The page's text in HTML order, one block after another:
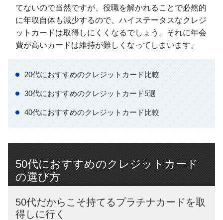
てないので当然ですが、役職を解かれることで必然的
に年収自体も減少するので、ハイステータスなクレジ
ットカードは取得しにくくなるでしょう。それに年会
費が高いカードは維持が難しくなってしまいます。
20代におすすめのクレジットカード比較
30代におすすめのクレジットカード5選
40代におすすめのクレジットカード比較
50代におすすめのクレジットカード
の選び方
50代だからこそ持てるプラチナカードを取
得しに行く